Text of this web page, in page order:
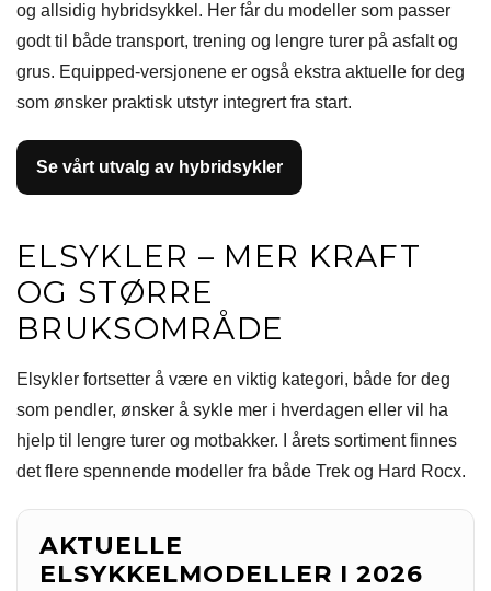
og allsidig hybridsykkel. Her får du modeller som passer
godt til både transport, trening og lengre turer på asfalt og
grus. Equipped-versjonene er også ekstra aktuelle for deg
som ønsker praktisk utstyr integrert fra start.
Se vårt utvalg av hybridsykler
ELSYKLER – MER KRAFT
OG STØRRE
BRUKSOMRÅDE
Elsykler fortsetter å være en viktig kategori, både for deg
som pendler, ønsker å sykle mer i hverdagen eller vil ha
hjelp til lengre turer og motbakker. I årets sortiment finnes
det flere spennende modeller fra både Trek og Hard Rocx.
AKTUELLE
ELSYKKELMODELLER I 2026